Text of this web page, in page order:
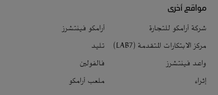
مواقع أخرى
شركة أرامكو للتجارة
أرامكو فينتشرز
مركز الابتكارات المتقدمة (LAB7)
تليد
واعد فينتشرز
فالفولين
إثراء
ملعب أرامكو